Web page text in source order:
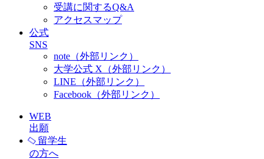
受講に関するQ&A
アクセスマップ
公式
SNS
note（外部リンク）
大学公式 X（外部リンク）
LINE（外部リンク）
Facebook（外部リンク）
WEB
出願
留学生
の方へ